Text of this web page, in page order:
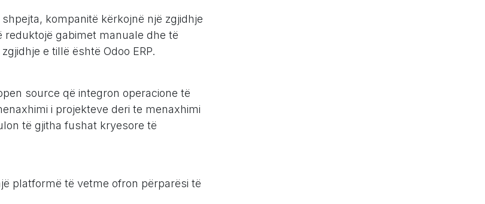
kompanitë kërkojnë një zgjidhje
gabimet manuale dhe të
e tillë është Odoo ERP.
source që integron operacione të
i projekteve deri te menaxhimi
të gjitha fushat kryesore të
platformë të vetme ofron përparësi të